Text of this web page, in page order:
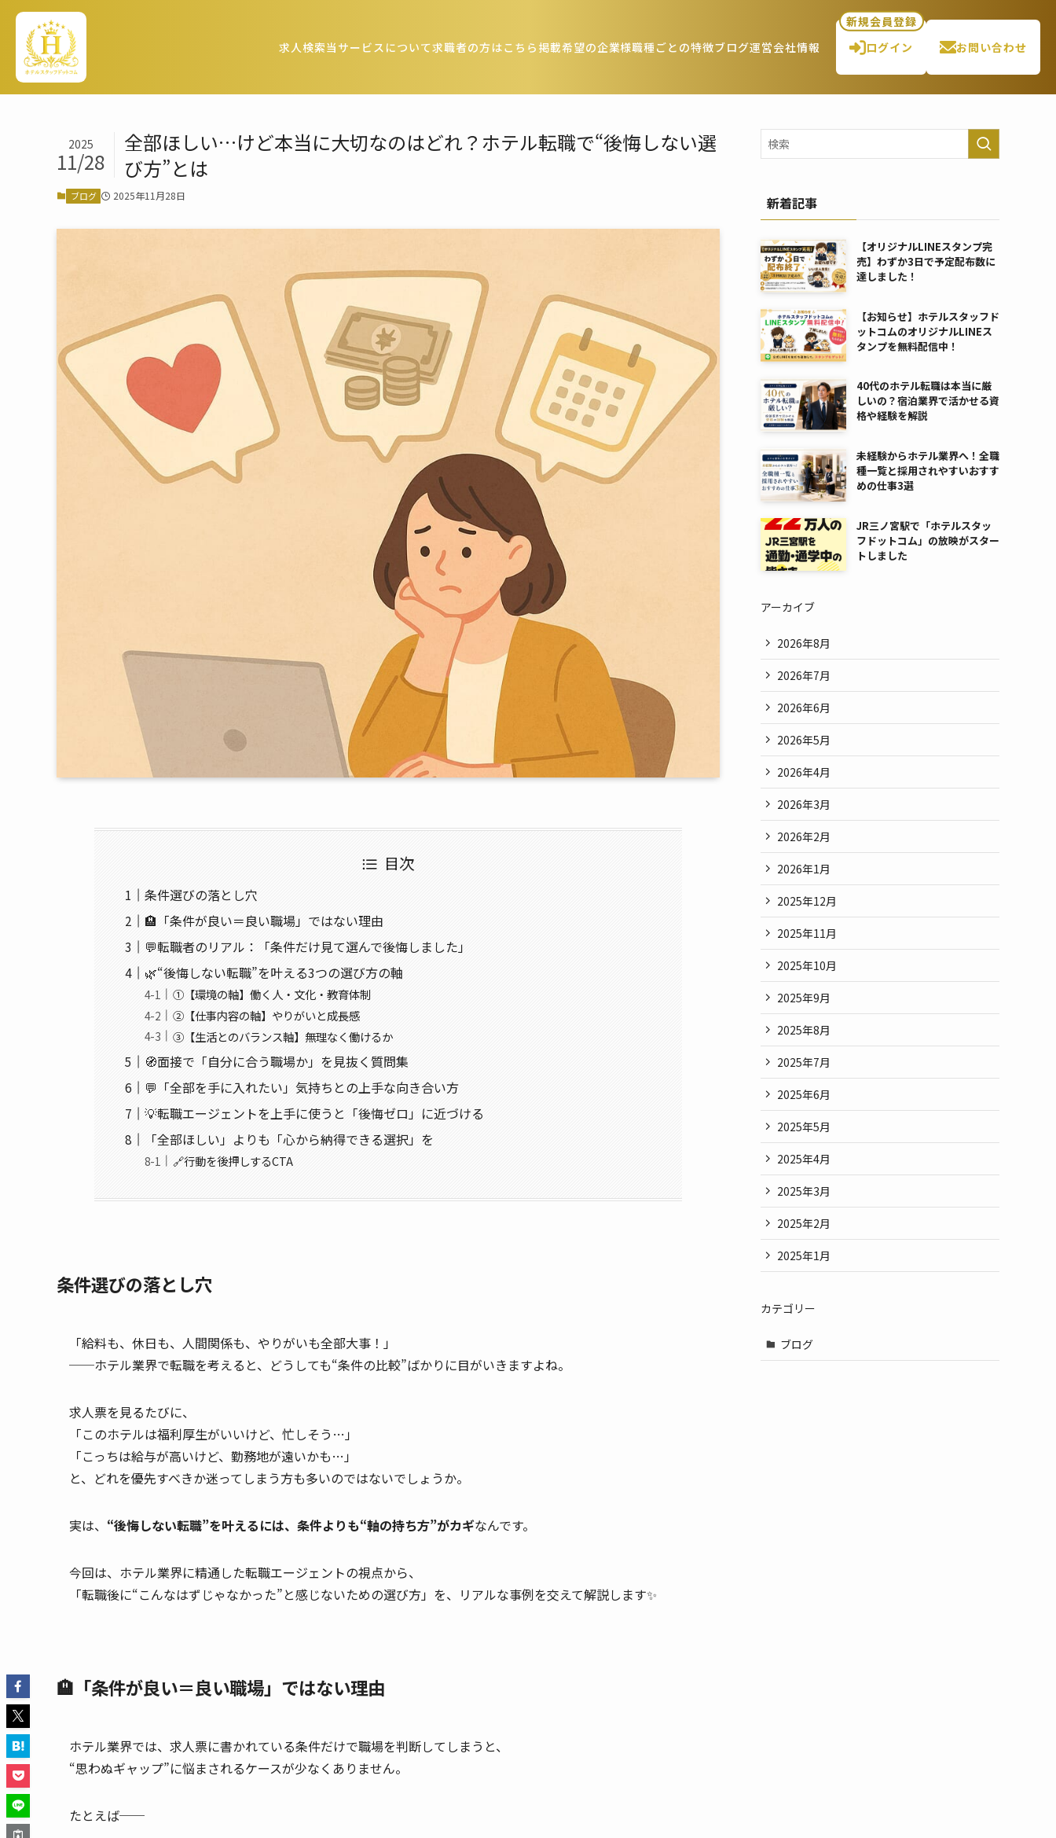
求人検索当サービスについて求職者の方はこちら 掲載希望の企業様職種ごとの特徴ブログ運営会社情報
新規会員登録
ログイン
お問い合わせ
全部ほしい…けど本当に大切なのはどれ？ホテル転職で“後悔しない選
び方”とは
2025
11/28
ブログ 2025年11月28日
目次
条件選びの落とし穴
🏨「条件が良い＝良い職場」ではない理由
💬転職者のリアル：「条件だけ見て選んで後悔しました」
🌿“後悔しない転職”を叶える3つの選び方の軸
①【環境の軸】働く人・文化・教育体制
②【仕事内容の軸】やりがいと成長感
③【生活とのバランス軸】無理なく働けるか
🧭面接で「自分に合う職場か」を見抜く質問集
💬「全部を手に入れたい」気持ちとの上手な向き合い方
💡転職エージェントを上手に使うと「後悔ゼロ」に近づける
「全部ほしい」よりも「心から納得できる選択」を
🔗行動を後押しするCTA
条件選びの落とし穴
「給料も、休日も、人間関係も、やりがいも全部大事！」
──ホテル業界で転職を考えると、どうしても“条件の比較”ばかりに目がいきますよね。
求人票を見るたびに、
「このホテルは福利厚生がいいけど、忙しそう…」
「こっちは給与が高いけど、勤務地が遠いかも…」
と、どれを優先すべきか迷ってしまう方も多いのではないでしょうか。
実は、 “後悔しない転職”を叶えるには、条件よりも“軸の持ち方”がカギなんです。
今回は、ホテル業界に精通した転職エージェントの視点から、
「転職後に“こんなはずじゃなかった”と感じないための選び方」を、リアルな事例を交えて解説します✨
🏨「条件が良い＝良い職場」ではない理由
ホテル業界では、求人票に書かれている条件だけで職場を判断してしまうと、
“思わぬギャップ”に悩まされるケースが少なくありません。
たとえば──
新着記事
【オリジナルLINEスタンプ完
売】わずか3日で予定配布数に
達しました！
【お知らせ】ホテルスタッフド
ットコムのオリジナルLINEス
タンプを無料配信中！
40代のホテル転職は本当に厳
しいの？宿泊業界で活かせる資
格や経験を解説
未経験からホテル業界へ！全職
種一覧と採用されやすいおすす
めの仕事3選
JR三ノ宮駅で「ホテルスタッ
フドットコム」の放映がスター
トしました
アーカイブ
2026年8月
2026年7月
2026年6月
2026年5月
2026年4月
2026年3月
2026年2月
2026年1月
2025年12月
2025年11月
2025年10月
2025年9月
2025年8月
2025年7月
2025年6月
2025年5月
2025年4月
2025年3月
2025年2月
2025年1月
カテゴリー
ブログ